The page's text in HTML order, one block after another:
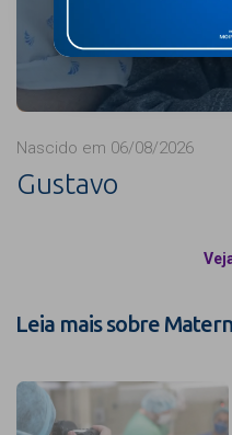
Nascido em 06/08/2026
Gustavo
Leia mais sobre